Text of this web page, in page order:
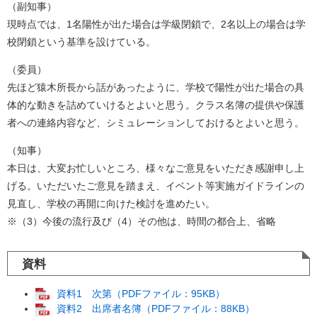
（副知事）
現時点では、1名陽性が出た場合は学級閉鎖で、2名以上の場合は学
校閉鎖という基準を設けている。
（委員）
先ほど猿木所長から話があったように、学校で陽性が出た場合の具
体的な動きを詰めていけるとよいと思う。クラス名簿の提供や保護
者への連絡内容など、シミュレーションしておけるとよいと思う。
（知事）
本日は、大変お忙しいところ、様々なご意見をいただき感謝申し上
げる。いただいたご意見を踏まえ、イベント等実施ガイドラインの
見直し、学校の再開に向けた検討を進めたい。
※（3）今後の流行及び（4）その他は、時間の都合上、省略
資料
資料1 次第（PDFファイル：95KB）
資料2 出席者名簿（PDFファイル：88KB）